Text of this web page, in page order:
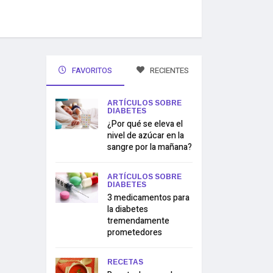
FAVORITOS RECIENTES
ARTÍCULOS SOBRE
DIABETES
¿Por qué se eleva el
nivel de azúcar en la
sangre por la mañana?
ARTÍCULOS SOBRE
DIABETES
3 medicamentos para
la diabetes
tremendamente
prometedores
RECETAS